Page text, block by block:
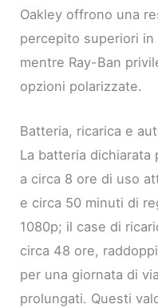
Oakley offrono una
percepito superiori
mentre Ray-Ban
opzioni polarizzate.
Batteria, ricarica e
La batteria dichiarata
a circa 8 ore di uso
e circa 50 minuti di
1080p; il case di
circa 48 ore,
per una giornata di
prolungati. Questi